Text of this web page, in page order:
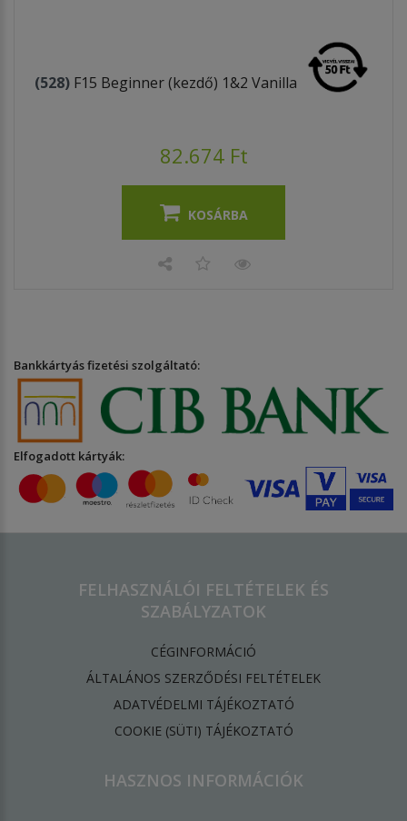
(528) F15 Beginner (kezdő) 1&2 Vanilla
82.674 Ft
KOSÁRBA
Bankkártyás fizetési szolgáltató:
Elfogadott kártyák:
FELHASZNÁLÓI FELTÉTELEK ÉS
SZABÁLYZATOK
CÉGINFORMÁCIÓ
ÁLTALÁNOS SZERZŐDÉSI FELTÉTELEK
ADATVÉDELMI TÁJÉKOZTATÓ
​COOKIE (SÜTI) TÁJÉKOZTATÓ
HASZNOS INFORMÁCIÓK